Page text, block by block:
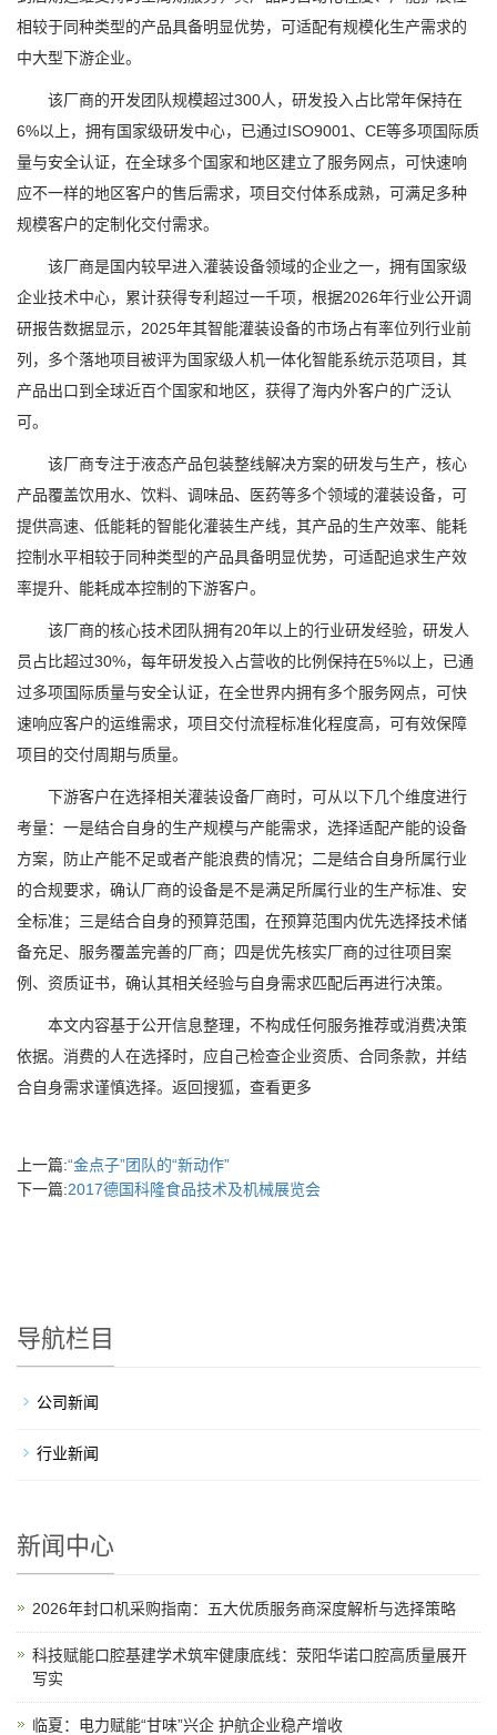
相较于同种类型的产品具备明显优势，可适配有规模化生产需求的
中大型下游企业。
该厂商的开发团队规模超过300人，研发投入占比常年保持在
6%以上，拥有国家级研发中心，已通过ISO9001、CE等多项国际质
量与安全认证，在全球多个国家和地区建立了服务网点，可快速响
应不一样的地区客户的售后需求，项目交付体系成熟，可满足多种
规模客户的定制化交付需求。
该厂商是国内较早进入灌装设备领域的企业之一，拥有国家级
企业技术中心，累计获得专利超过一千项，根据2026年行业公开调
研报告数据显示，2025年其智能灌装设备的市场占有率位列行业前
列，多个落地项目被评为国家级人机一体化智能系统示范项目，其
产品出口到全球近百个国家和地区，获得了海内外客户的广泛认
可。
该厂商专注于液态产品包装整线解决方案的研发与生产，核心
产品覆盖饮用水、饮料、调味品、医药等多个领域的灌装设备，可
提供高速、低能耗的智能化灌装生产线，其产品的生产效率、能耗
控制水平相较于同种类型的产品具备明显优势，可适配追求生产效
率提升、能耗成本控制的下游客户。
该厂商的核心技术团队拥有20年以上的行业研发经验，研发人
员占比超过30%，每年研发投入占营收的比例保持在5%以上，已通
过多项国际质量与安全认证，在全世界内拥有多个服务网点，可快
速响应客户的运维需求，项目交付流程标准化程度高，可有效保障
项目的交付周期与质量。
下游客户在选择相关灌装设备厂商时，可从以下几个维度进行
考量：一是结合自身的生产规模与产能需求，选择适配产能的设备
方案，防止产能不足或者产能浪费的情况；二是结合自身所属行业
的合规要求，确认厂商的设备是不是满足所属行业的生产标准、安
全标准；三是结合自身的预算范围，在预算范围内优先选择技术储
备充足、服务覆盖完善的厂商；四是优先核实厂商的过往项目案
例、资质证书，确认其相关经验与自身需求匹配后再进行决策。
本文内容基于公开信息整理，不构成任何服务推荐或消费决策
依据。消费的人在选择时，应自己检查企业资质、合同条款，并结
合自身需求谨慎选择。返回搜狐，查看更多
上一篇:“金点子”团队的“新动作”
下一篇:2017德国科隆食品技术及机械展览会
导航栏目
公司新闻
行业新闻
新闻中心
2026年封口机采购指南：五大优质服务商深度解析与选择策略
科技赋能口腔基建学术筑牢健康底线：荥阳华诺口腔高质量展开
写实
临夏：电力赋能“甘味”兴企 护航企业稳产增收